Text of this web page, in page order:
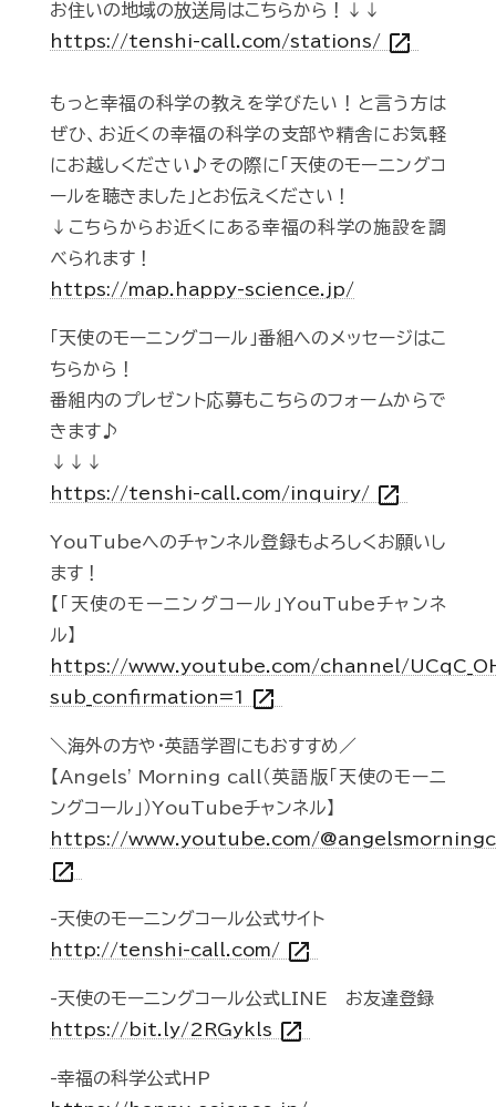
お住いの地域の放送局はこちらから！↓↓
https://tenshi-call.com/stations/ open_in_new
もっと幸福の科学の教えを学びたい！と言う方は
ぜひ、お近くの幸福の科学の支部や精舎にお気軽
にお越しください♪その際に「天使のモーニングコ
ールを聴きました」とお伝えください！
↓こちらからお近くにある幸福の科学の施設を調
べられます！
https://map.happy-science.jp/
「天使のモーニングコール」番組へのメッセージはこ
ちらから！
番組内のプレゼント応募もこちらのフォームからで
きます♪
↓↓↓
https://tenshi-call.com/inquiry/ open_in_new
YouTubeへのチャンネル登録もよろしくお願いし
ます！
【「天使のモーニングコール」YouTubeチャンネ
ル】
https://www.youtube.com/channel/
sub_confirmation=1 open_in_new
＼海外の方や・英語学習にもおすすめ／
【Angels' Morning call（英語版「天使のモーニ
ングコール」）YouTubeチャンネル】
https://www.youtube.com/
open_in_new
-天使のモーニングコール公式サイト
http://tenshi-call.com/ open_in_new
-天使のモーニングコール公式LINE お友達登録
https://bit.ly/2RGykls open_in_new
-幸福の科学公式HP